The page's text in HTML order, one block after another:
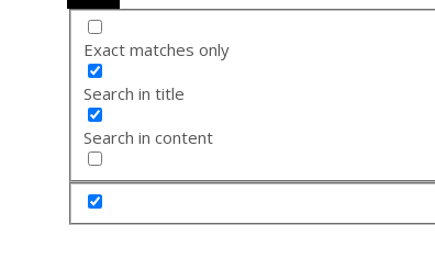
Exact matches only
Search in title
Search in content